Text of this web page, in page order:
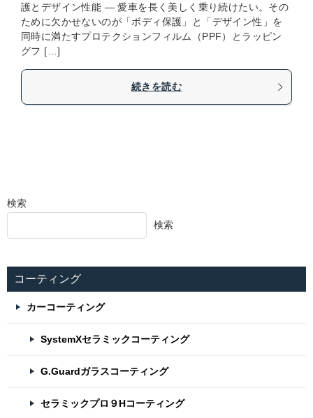
護とデザイン性能 ― 愛車を長く美しく乗り続けたい。その
ために欠かせないのが「ボディ保護」と「デザイン性」を
同時に満たすプロテクションフィルム（PPF）とラッピン
グフ […]
続きを読む
検索
検索
コーティング
カーコーティング
SystemXセラミックコーティング
G.Guardガラスコーティング
セラミックプロ９Hコーティング